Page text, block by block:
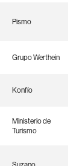
Pismo
Grupo Werthein
Konfío
Ministerio de
Turismo